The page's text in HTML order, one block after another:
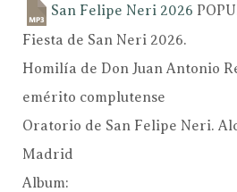
San Felipe Neri 2026
Fiesta de San Neri 2026.
Homilía de Don Juan Antonio
emérito complutense
Oratorio de San Felipe Neri.
Madrid
Album: